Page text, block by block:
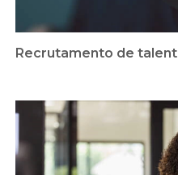
Recrutamento de